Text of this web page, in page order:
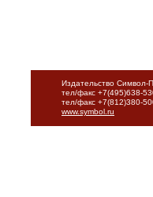
Издательство Символ-
тел/факс +7(495)638-
тел/факс +7(812)380-
www.symbol.ru